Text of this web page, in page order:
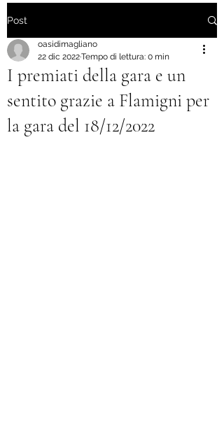
Post
I premiati della gara e un
sentito grazie a Flamigni per
la gara del 18/12/2022
oasidimagliano
22 dic 2022Tempo di lettura: 0 min